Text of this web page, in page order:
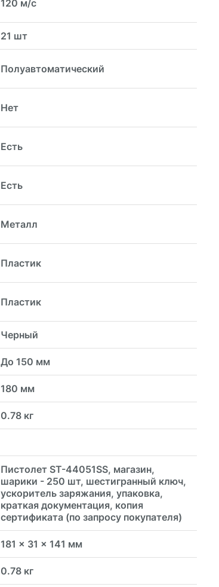
120 м/с
21 шт
Полуавтоматический
Нет
Есть
Есть
Металл
Пластик
Пластик
Черный
До 150 мм
180 мм
0.78 кг
Пистолет ST-44051SS, магазин,
шарики - 250 шт, шестигранный ключ,
ускоритель заряжания, упаковка,
краткая документация, копия
сертификата (по запросу покупателя)
181 x 31 x 141 мм
0.78 кг